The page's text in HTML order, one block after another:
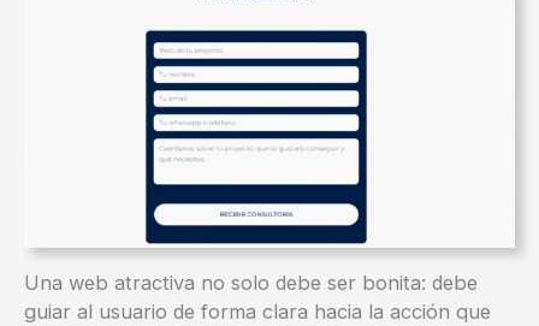
Una web atractiva no solo debe ser bonita: debe
guiar al usuario de forma clara hacia la acción que